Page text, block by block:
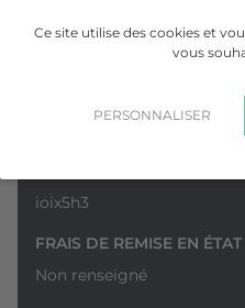
Ce site utilise des cookies et
vous
PERSONNALISER
ioix5h3
FRAIS DE REMISE EN ÉTAT
Non renseigné